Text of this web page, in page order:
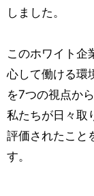
しました。
このホワイト企
心して働ける環
を7つの視点か
私たちが日々取
評価されたこと
す。